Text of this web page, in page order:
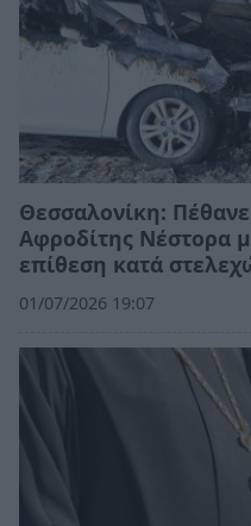
Θεσσαλονίκη:
Αφροδίτης Νέστορα
επίθεση κατά
01/07/2026 19:07